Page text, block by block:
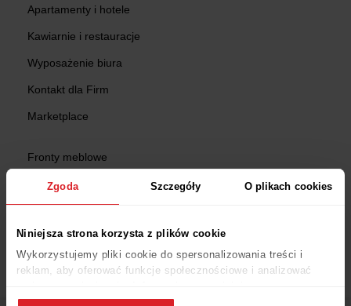
Zgoda Szczegóły O plikach cookies
Niniejsza strona korzysta z plików cookie
Wykorzystujemy pliki cookie do spersonalizowania treści i
reklam, aby oferować funkcje społecznościowe i analizować
naszej witryny, udostępniamy partnerom społecznościowym,
Apartamenty i hotele
Kawiarnie i restauracje
Wyposażenie biura
Kontakt dla Firm
Marketplace
Fronty meblowe
Części do maszyn